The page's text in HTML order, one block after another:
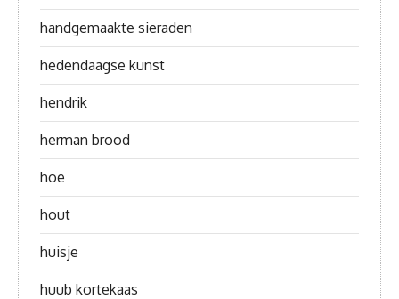
handgemaakte sieraden
hedendaagse kunst
hendrik
herman brood
hoe
hout
huisje
huub kortekaas